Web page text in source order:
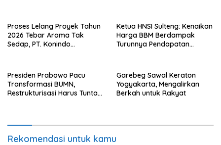
Proses Lelang Proyek Tahun
2026 Tebar Aroma Tak
Sedap, PT. Konindo
Ketua HNSI Sulteng: Kenaikan
Harga BBM Berdampak
Turunnya Pendapatan
Presiden Prabowo Pacu
Transformasi BUMN,
Restrukturisasi Harus Tuntas
Garebeg Sawal Keraton
Yogyakarta, Mengalirkan
Berkah untuk Rakyat
Rekomendasi untuk kamu